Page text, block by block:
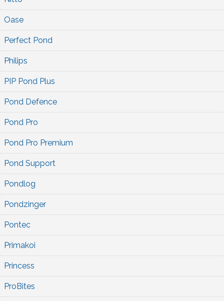
Oase
Perfect Pond
Philips
PIP Pond Plus
Pond Defence
Pond Pro
Pond Pro Premium
Pond Support
Pondlog
Pondzinger
Pontec
Primakoi
Princess
ProBites